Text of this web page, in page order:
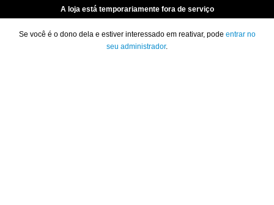
A loja está temporariamente fora de serviço
Se você é o dono dela e estiver interessado em reativar, pode entrar no
seu administrador.